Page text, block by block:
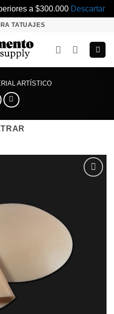
a $300.000 Descartar
TATUAJES
ARTÍSTICO